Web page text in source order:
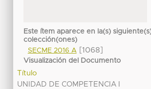
Este ítem aparece en la(s)
colección(ones)
SECME 2016 A [1068]
Visualización del Documento
Título
UNIDAD DE COMPETENCIA I